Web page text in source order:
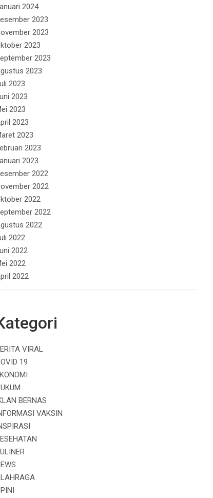
2024
2023
2023
2023
2023
2023
2023
2023
2023
2023
2023
2023
2023
2022
2022
2022
2022
2022
2022
2022
2022
2022
VIRAL
19
BERNAS
VAKSIN